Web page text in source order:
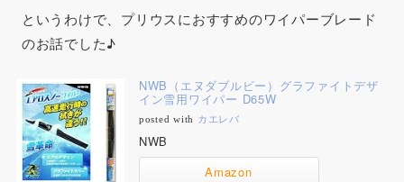
というわけで、プリウスにおすすめのワイパーブレード
のお話でした♪
NWB（エヌダブルビー）グラファイトデザ
イン雪用ワイパー D65W
posted with カエレバ
NWB
Amazon